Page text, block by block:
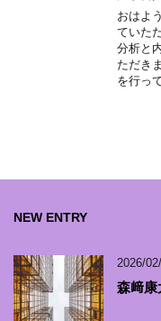
おはよ
ていた
分析と
ただき
を行っ
NEW ENTRY
2026/
森﨑康